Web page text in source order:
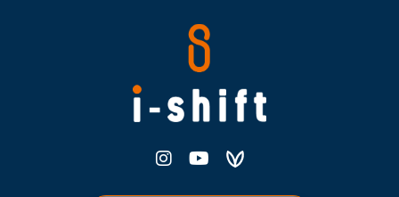
株式会社i-shift
Instagram
Youtube
Voicy